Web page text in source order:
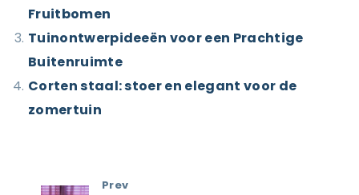
Fruitbomen
Tuinontwerpideeën voor een Prachtige
Buitenruimte
Corten staal: stoer en elegant voor de
zomertuin
Prev